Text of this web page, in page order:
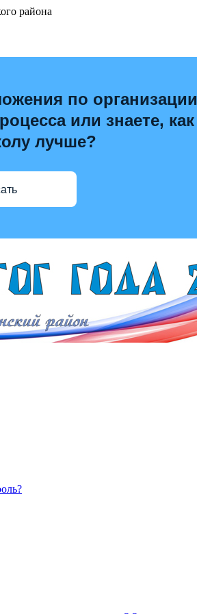
района
по организации
или знаете, как
лучше?